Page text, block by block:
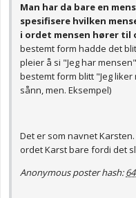
Man har da bare en
spesifisere hvilken
i ordet mensen hører til
bestemt form hadde det
pleier å si "Jeg har
bestemt form blitt "Jeg
sånn, men. Eksempel)
Det er som navnet
ordet Karst bare fordi det
Anonymous poster hash: